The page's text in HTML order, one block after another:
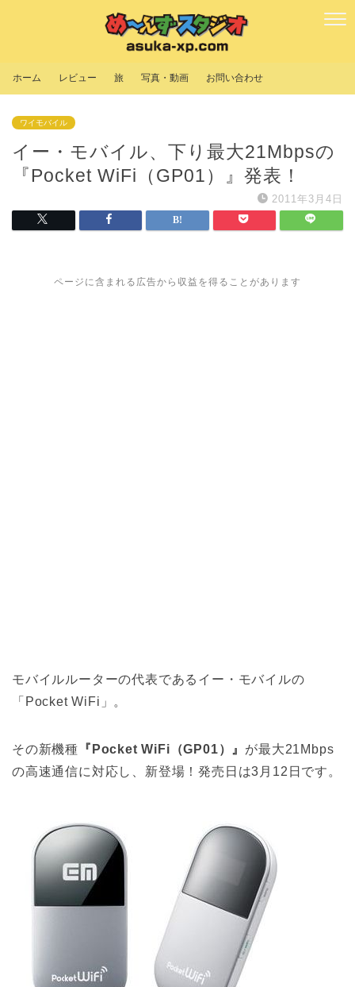
ホーム レビュー 旅 写真・動画 お問い合わせ
ワイモバイル
イー・モバイル、下り最大21Mbpsの
『Pocket WiFi（GP01）』発表！
2011年3月4日
ページに含まれる広告から収益を得ることがあります
モバイルルーターの代表であるイー・モバイルの
「Pocket WiFi」。
その新機種 『Pocket WiFi（GP01）』 が最大21Mbps
の高速通信に対応し、新登場！発売日は3月12日です。